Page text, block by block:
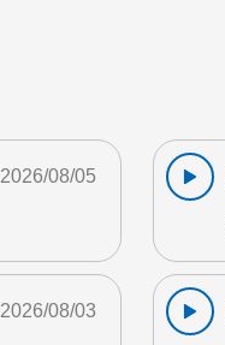
2026/08/05
2026/08/03